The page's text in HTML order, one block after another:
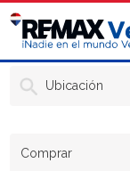
Ubicación
Comprar